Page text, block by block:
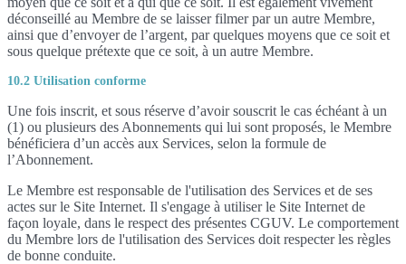
déconseillé au Membre de se laisser filmer par un autre Membre,
ainsi que d’envoyer de l’argent, par quelques moyens que ce soit et
sous quelque prétexte que ce soit, à un autre Membre.
10.2 Utilisation conforme
Une fois inscrit, et sous réserve d’avoir souscrit le cas échéant à un
(1) ou plusieurs des Abonnements qui lui sont proposés, le Membre
bénéficiera d’un accès aux Services, selon la formule de
l’Abonnement.
Le Membre est responsable de l'utilisation des Services et de ses
actes sur le Site Internet. Il s'engage à utiliser le Site Internet de
façon loyale, dans le respect des présentes CGUV. Le comportement
du Membre lors de l'utilisation des Services doit respecter les règles
de bonne conduite.